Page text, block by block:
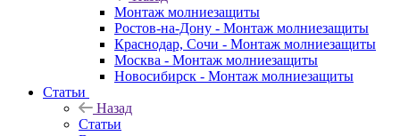
Монтаж молниезащиты
Ростов-на-Дону - Монтаж молниезащиты
Краснодар, Сочи - Монтаж молниезащиты
Москва - Монтаж молниезащиты
Новосибирск - Монтаж молниезащиты
Статьи
Назад
Статьи